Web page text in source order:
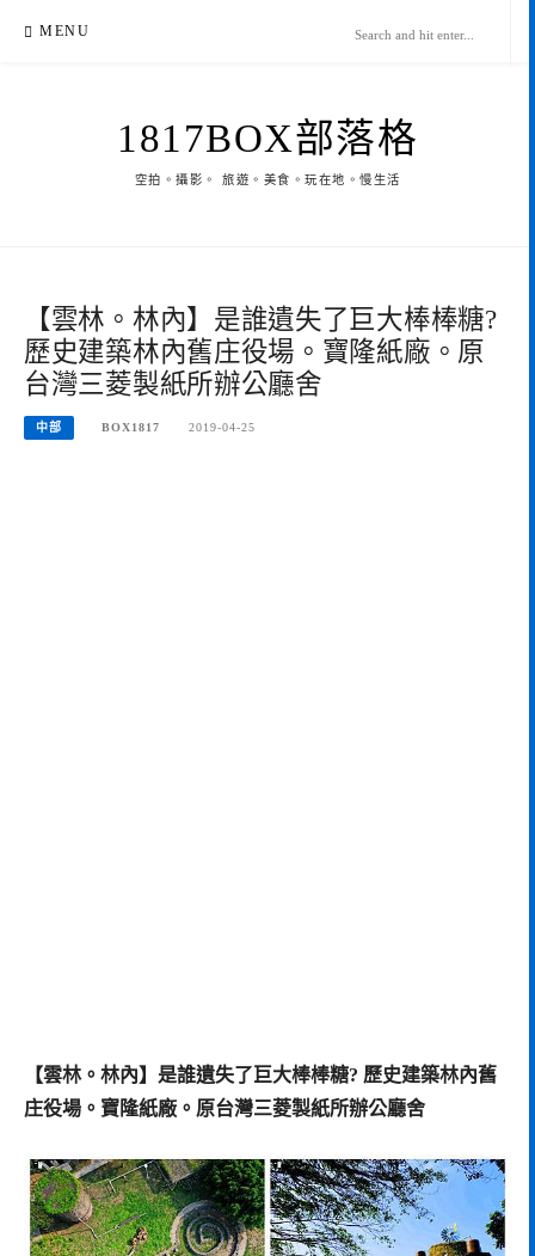
MENU
1817BOX部落格
空拍。攝影。 旅遊。美食。玩在地。慢生活
【雲林。林內】是誰遺失了巨大棒棒糖?
歷史建築林內舊庄役場。寶隆紙廠。原
台灣三菱製紙所辦公廳舍
中部 BOX1817 2019-04-25
【雲林。林內】是誰遺失了巨大棒棒糖? 歷史建築林內舊
庄役場。寶隆紙廠。原台灣三菱製紙所辦公廳舍